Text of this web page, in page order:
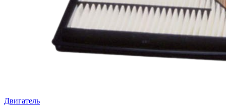
Двигатель